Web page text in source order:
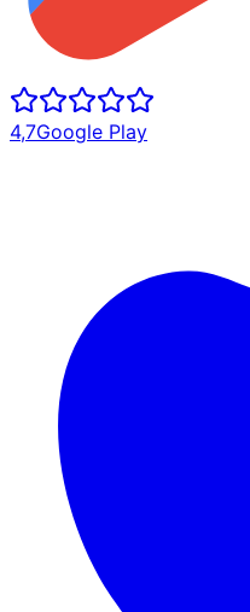
4,7Google Play